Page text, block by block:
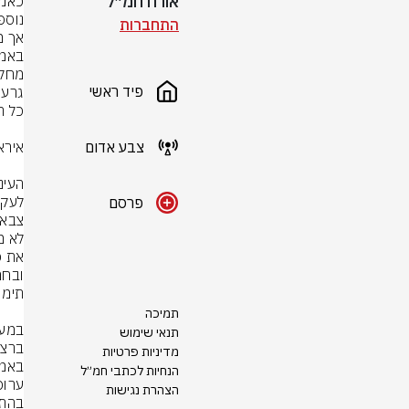
התחברות
פיד ראשי
צבע אדום
פרסם
תמיכה
תנאי שימוש
מדיניות פרטיות
הנחיות לכתבי חמ״ל
הצהרת נגישות